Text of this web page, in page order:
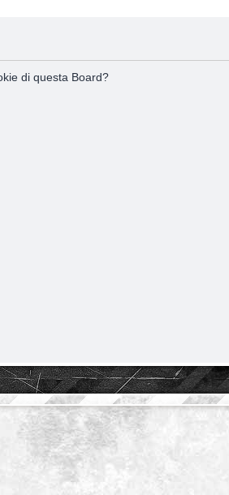
di questa Board?